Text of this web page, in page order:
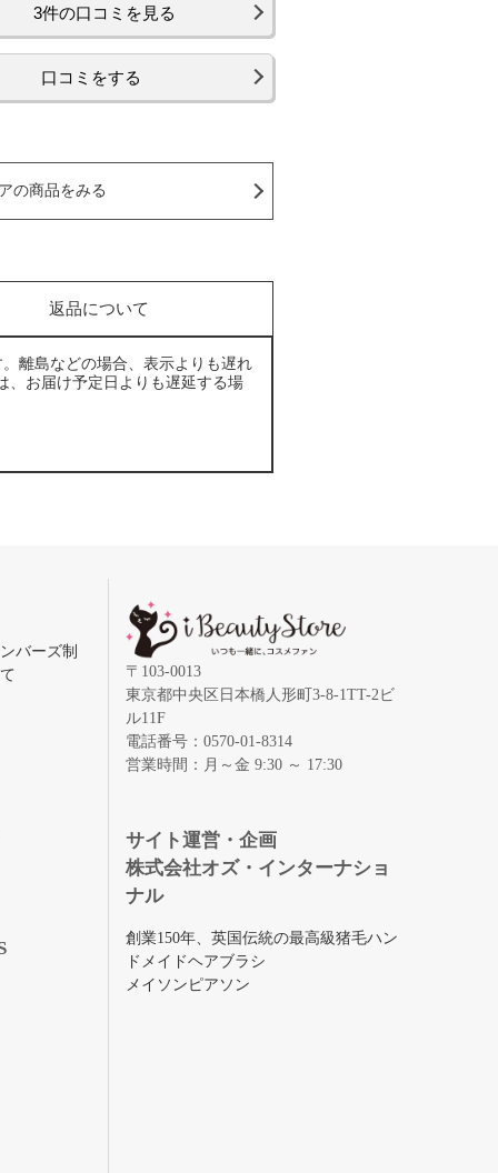
3件の口コミを見る
口コミをする
の商品をみる
返品について
離島などの場合、表示よりも遅れ
、お届け予定日よりも遅延する場
バーズ制
〒103-0013
東京都中央区日本橋人形町3-8-1TT-2ビ
ル11F
電話番号：0570-01-8314
営業時間：月～金 9:30 ～ 17:30
サイト運営・企画
株式会社オズ・インターナショ
ナル
創業150年、英国伝統の最高級猪毛ハン
ドメイドヘアブラシ
メイソンピアソン